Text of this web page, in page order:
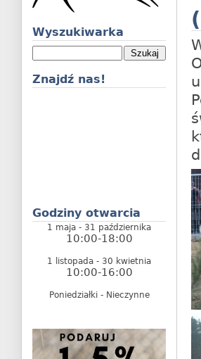
Wyszukiwarka
Znajdź nas!
Godziny otwarcia
1 maja - 31 października
10:00-18:00
1 listopada - 30 kwietnia
10:00-16:00
Poniedziałki - Nieczynne